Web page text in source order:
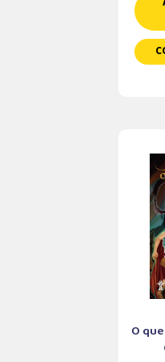
O